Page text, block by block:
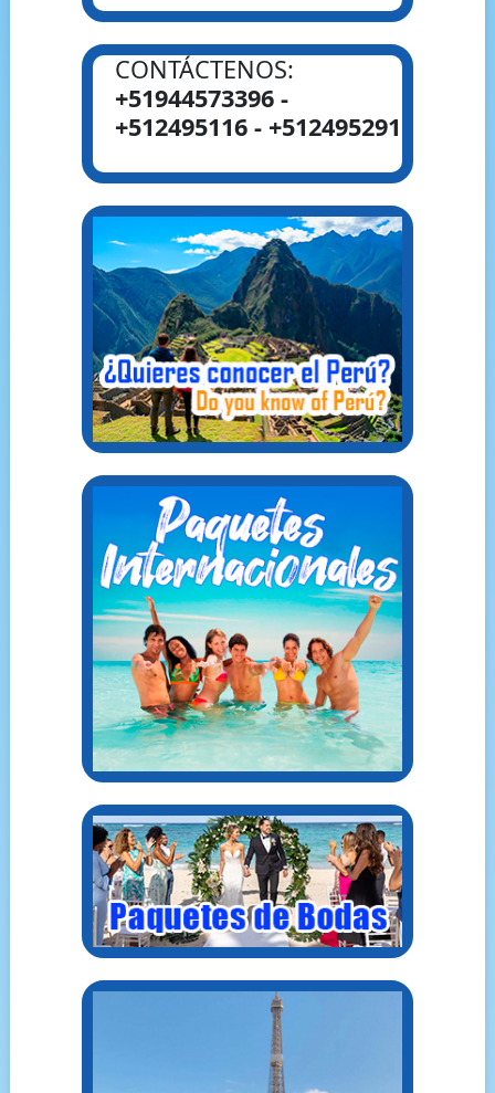
CONTÁCTENOS:
+51944573396 -
+512495116 - +512495291